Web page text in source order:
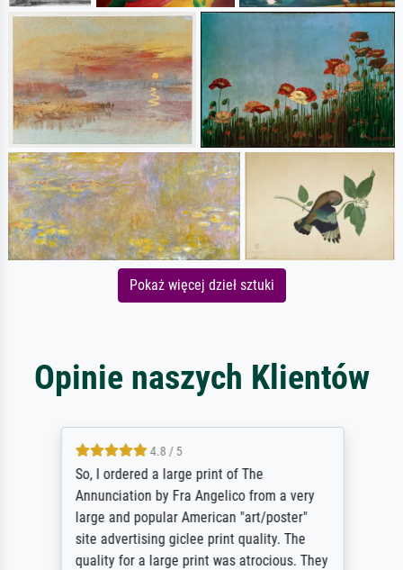
Pokaż więcej dzieł sztuki
Opinie naszych Klientów
4.8 / 5
So, I ordered a large print of The
Annunciation by Fra Angelico from a very
large and popular American "art/poster"
site advertising giclee print quality. The
quality for a large print was atrocious. They